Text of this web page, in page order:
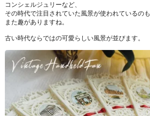
コンシェルジュリーなど、
その時代で注目されていた風景が使われているのも
また趣がありますね。
古い時代ならではの可愛らしい風景が並びます。